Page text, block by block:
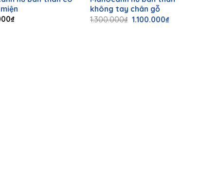
₫
không tay chân gỗ
1.300.000₫ Giá
1.100.000₫Giá